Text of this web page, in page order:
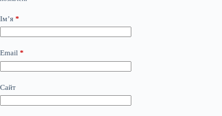
Ім’я *
Email *
Сайт